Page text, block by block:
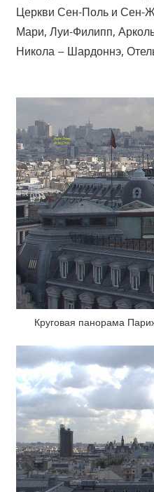
Церкви Сен-Поль и Сен-
Мари, Луи-Филипп,
Никола – Шардоннэ,
Круговая панорама